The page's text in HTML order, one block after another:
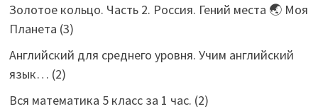
Золотое кольцо. Часть 2. Россия. Гений места 🌏 Моя
Планета (3)
Английский для среднего уровня. Учим английский
язык… (2)
Вся математика 5 класс за 1 час. (2)